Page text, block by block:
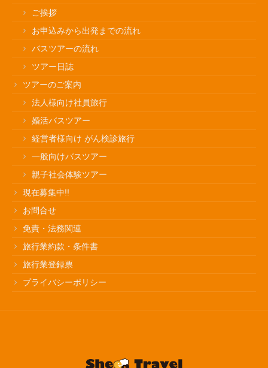
ご挨拶
お申込みから出発までの流れ
バスツアーの流れ
ツアー日誌
ツアーのご案内
法人様向け社員旅行
婚活バスツアー
経営者様向け がん検診旅行
一般向けバスツアー
親子社会体験ツアー
現在募集中!!
お問合せ
免責・法務関連
旅行業約款・条件書
旅行業登録票
プライバシーポリシー